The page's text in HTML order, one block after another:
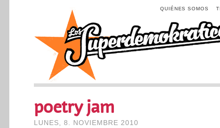
QUIÉNES SOMOS
poetry jam
LUNES, 8. NOVIEMBRE 2010